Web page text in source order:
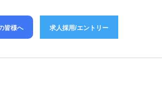
皆様へ 求人採用/エントリー